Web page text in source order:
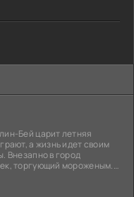
Бей царит летняя
а жизнь идет своим
Внезапно в город
торгующий мороженым.